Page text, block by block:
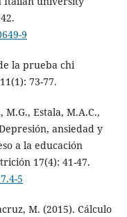
9
la prueba chi
73-77.
M.G., Estala, M.A.C.,
ansiedad y
a la educación
17(4): 41-47.
5
M. (2015). Cálculo